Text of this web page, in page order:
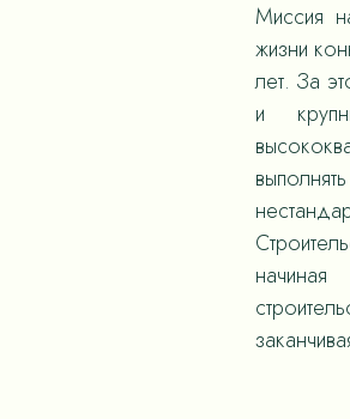
Миссия
жизни
лет. За
и